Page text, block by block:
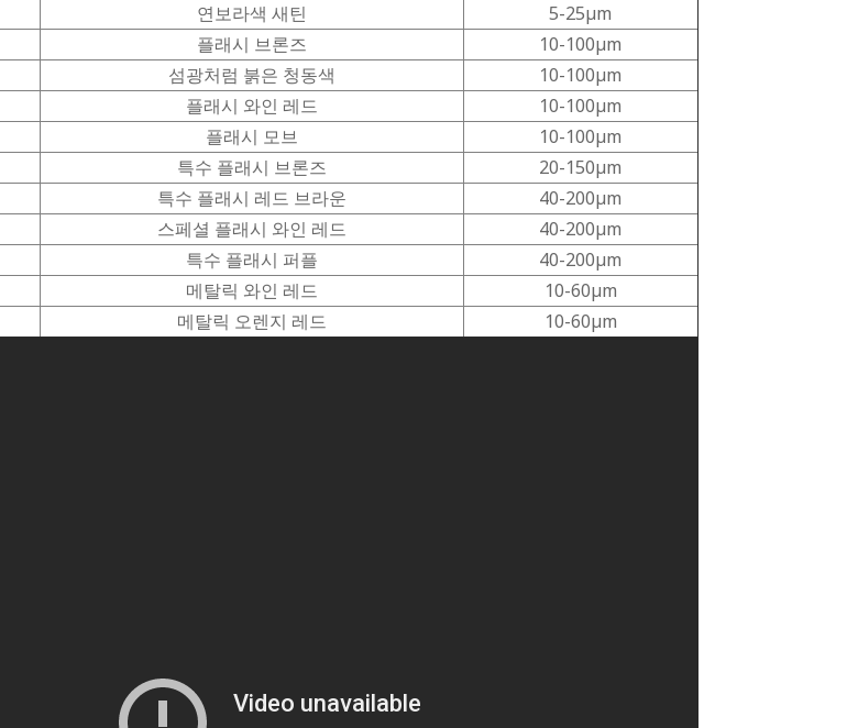
연보라색 새틴
5-25μm
플래시 브론즈
10-100μm
섬광처럼 붉은 청동색
10-100μm
플래시 와인 레드
10-100μm
플래시 모브
10-100μm
특수 플래시 브론즈
20-150μm
특수 플래시 레드 브라운
40-200μm
스페셜 플래시 와인 레드
40-200μm
특수 플래시 퍼플
40-200μm
메탈릭 와인 레드
10-60μm
메탈릭 오렌지 레드 10-60μm